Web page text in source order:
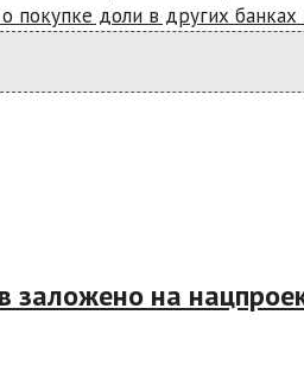
доли в других банках
на